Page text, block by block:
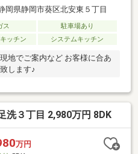
岡県静岡市葵区北安東５丁目
ス
駐車場あり
ッチン システムキッチン
地でご案内など お客様に合あ
します♪
洗３丁目 2,980万円 8DK
万円